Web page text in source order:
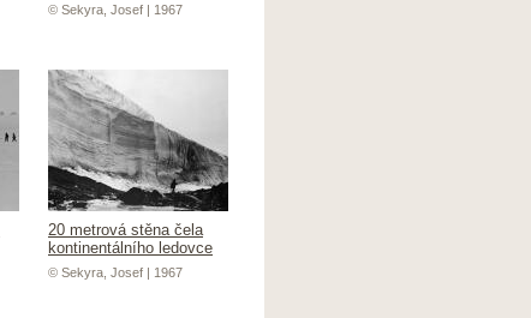
© Sekyra, Josef | 1967
20 metrová stěna čela
kontinentálního ledovce
© Sekyra, Josef | 1967